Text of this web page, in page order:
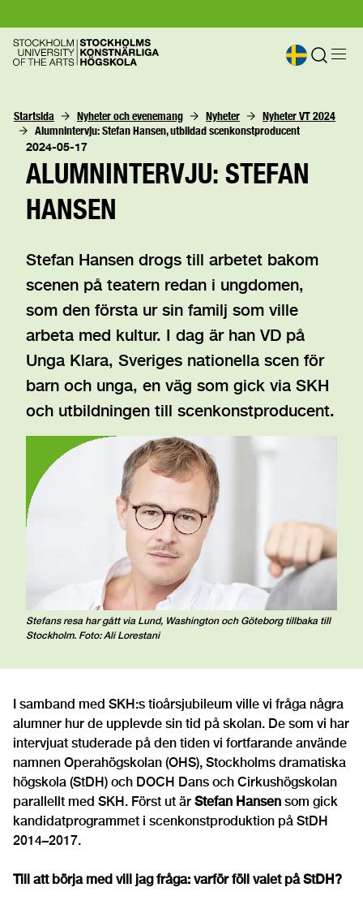
Startsida Nyheter och evenemang Nyheter
Nyheter VT 2024
Alumnintervju: Stefan Hansen, utbildad scenkonstproducent
2024-05-17
ALUMNINTERVJU: STEFAN
HANSEN
Stefan Hansen drogs till arbetet bakom
scenen på teatern redan i ungdomen,
som den första ur sin familj som ville
arbeta med kultur. I dag är han VD på
Unga Klara, Sveriges nationella scen för
barn och unga, en väg som gick via SKH
och utbildningen till scenkonstproducent.
Stefans resa har gått via Lund, Washington och Göteborg tillbaka till
Stockholm. Foto: Ali Lorestani
I samband med SKH:s tioårsjubileum ville vi fråga några
alumner hur de upplevde sin tid på skolan. De som vi har
intervjuat studerade på den tiden vi fortfarande använde
namnen Operahögskolan (OHS), Stockholms dramatiska
högskola (StDH) och DOCH Dans och Cirkushögskolan
parallellt med SKH. Först ut är Stefan Hansen som gick
kandidatprogrammet i scenkonstproduktion på StDH
2014–2017.
Till att börja med vill jag fråga: varför föll valet på StDH?